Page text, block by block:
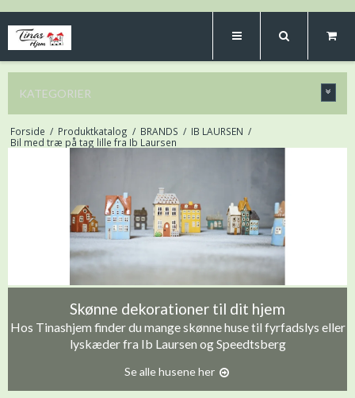
KATEGORIER
Forside / Produktkatalog / BRANDS / IB LAURSEN /
Bil med træ på tag lille fra Ib Laursen
Skønne dekorationer til dit hjem
Hos Tinashjem finder du mange skønne huse til fyrfadslys eller
lyskæder fra Ib Laursen og Speedtsberg
Se alle husene her